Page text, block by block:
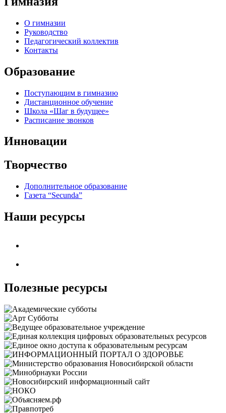
О гимназии
Руководство
Педагогический коллектив
Контакты
Образование
Поступающим в гимназию
Дистанционное обучение
Школа «Шаг в будущее»
Расписание звонков
Инновации
Творчество
Дополнительное образование
Газета “Secunda”
Наши ресурсы
Полезные ресурсы